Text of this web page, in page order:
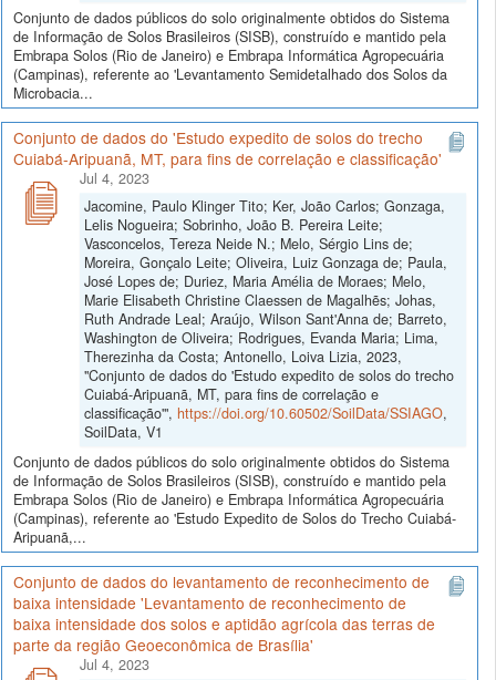
Conjunto de dados públicos do solo originalmente obtidos do Sistema
de Informação de Solos Brasileiros (SISB), construído e mantido pela
Embrapa Solos (Rio de Janeiro) e Embrapa Informática Agropecuária
(Campinas), referente ao 'Levantamento Semidetalhado dos Solos da
Microbacia...
Conjunto de dados do 'Estudo expedito de solos do trecho
Cuiabá-Aripuanã, MT, para fins de correlação e classificação'
Jul 4, 2023
Jacomine, Paulo Klinger Tito; Ker, João Carlos; Gonzaga,
Lelis Nogueira; Sobrinho, João B. Pereira Leite;
Vasconcelos, Tereza Neide N.; Melo, Sérgio Lins de;
Moreira, Gonçalo Leite; Oliveira, Luiz Gonzaga de; Paula,
José Lopes de; Duriez, Maria Amélia de Moraes; Melo,
Marie Elisabeth Christine Claessen de Magalhẽs; Johas,
Ruth Andrade Leal; Araújo, Wilson Sant'Anna de; Barreto,
Washington de Oliveira; Rodrigues, Evanda Maria; Lima,
Therezinha da Costa; Antonello, Loiva Lizia, 2023,
"Conjunto de dados do 'Estudo expedito de solos do trecho
Cuiabá-Aripuanã, MT, para fins de correlação e
classificação'", https://doi.org/10.60502/SoilData/SSIAGO,
SoilData, V1
Conjunto de dados públicos do solo originalmente obtidos do Sistema
de Informação de Solos Brasileiros (SISB), construído e mantido pela
Embrapa Solos (Rio de Janeiro) e Embrapa Informática Agropecuária
(Campinas), referente ao 'Estudo Expedito de Solos do Trecho Cuiabá-
Aripuanã,...
Conjunto de dados do levantamento de reconhecimento de
baixa intensidade 'Levantamento de reconhecimento de
baixa intensidade dos solos e aptidão agrícola das terras de
parte da região Geoeconômica de Brasília'
Jul 4, 2023